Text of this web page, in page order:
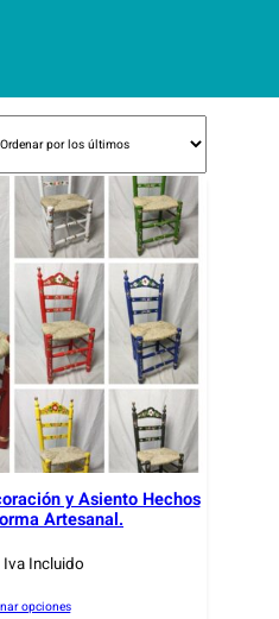
y Asiento Hechos
Artesanal.
Iva Incluido
opciones